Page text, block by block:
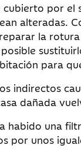
cubierto por
alteradas.
la
para
indirectos
dañada
habido una
por unos